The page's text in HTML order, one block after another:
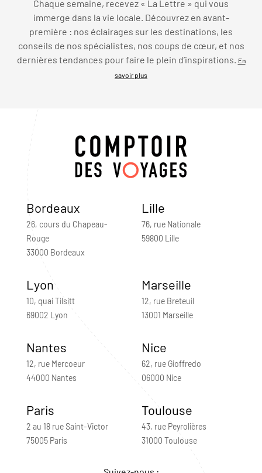
Chaque semaine, recevez « La Lettre » qui vous
immerge dans la vie locale. Découvrez en avant-
première : nos éclairages sur les destinations, les
conseils de nos spécialistes, nos coups de cœur, et nos
dernières tendances pour faire le plein d’inspirations. En
savoir plus
Bordeaux
26, cours du Chapeau-
Rouge
33000 Bordeaux
Lille
76, rue Nationale
59800 Lille
Lyon
10, quai Tilsitt
69002 Lyon
Marseille
12, rue Breteuil
13001 Marseille
Nantes
12, rue Mercoeur
44000 Nantes
Nice
62, rue Gioffredo
06000 Nice
Paris
2 au 18 rue Saint-Victor
75005 Paris
Toulouse
43, rue Peyrolières
31000 Toulouse